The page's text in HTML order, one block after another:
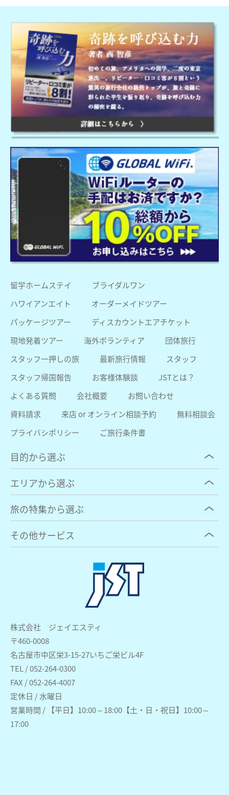
株式会社 ジェイエスティ
〒460-0008
名古屋市中区栄3-15-27いちご栄ビル4F
TEL / 052-264-0300
FAX / 052-264-4007
定休日 / 水曜日
営業時間 / 【平日】10:00～18:00【土・日・祝日】10:00～
17:00
留学ホームステイ
ブライダルワン
ハワイアンエイト
オーダーメイドツアー
パッケージツアー
ディスカウントエアチケット
現地発着ツアー
海外ボランティア
団体旅行
スタッフ一押しの旅
最新旅行情報
スタッフ
スタッフ帰国報告
お客様体験談
JSTとは？
よくある質問
会社概要
お問い合わせ
資料請求
来店 or オンライン相談予約
無料相談会
プライバシポリシー
ご旅行条件書
目的から選ぶ
エリアから選ぶ
旅の特集から選ぶ
その他サービス